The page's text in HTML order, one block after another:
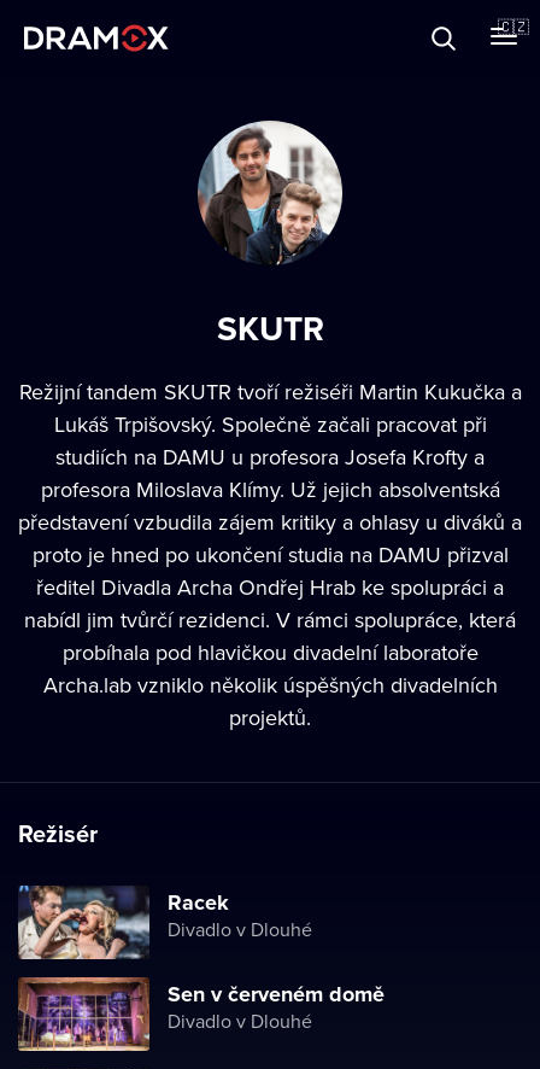
🇨🇿
SKUTR
Režijní tandem SKUTR tvoří režiséři Martin Kukučka a
Lukáš Trpišovský. Společně začali pracovat při
studiích na DAMU u profesora Josefa Krofty a
profesora Miloslava Klímy. Už jejich absolventská
představení vzbudila zájem kritiky a ohlasy u diváků a
proto je hned po ukončení studia na DAMU přizval
ředitel Divadla Archa Ondřej Hrab ke spolupráci a
nabídl jim tvůrčí rezidenci. V rámci spolupráce, která
probíhala pod hlavičkou divadelní laboratoře
Archa.lab vzniklo několik úspěšných divadelních
projektů.
Režisér
Racek
Divadlo v Dlouhé
Sen v červeném domě
Divadlo v Dlouhé